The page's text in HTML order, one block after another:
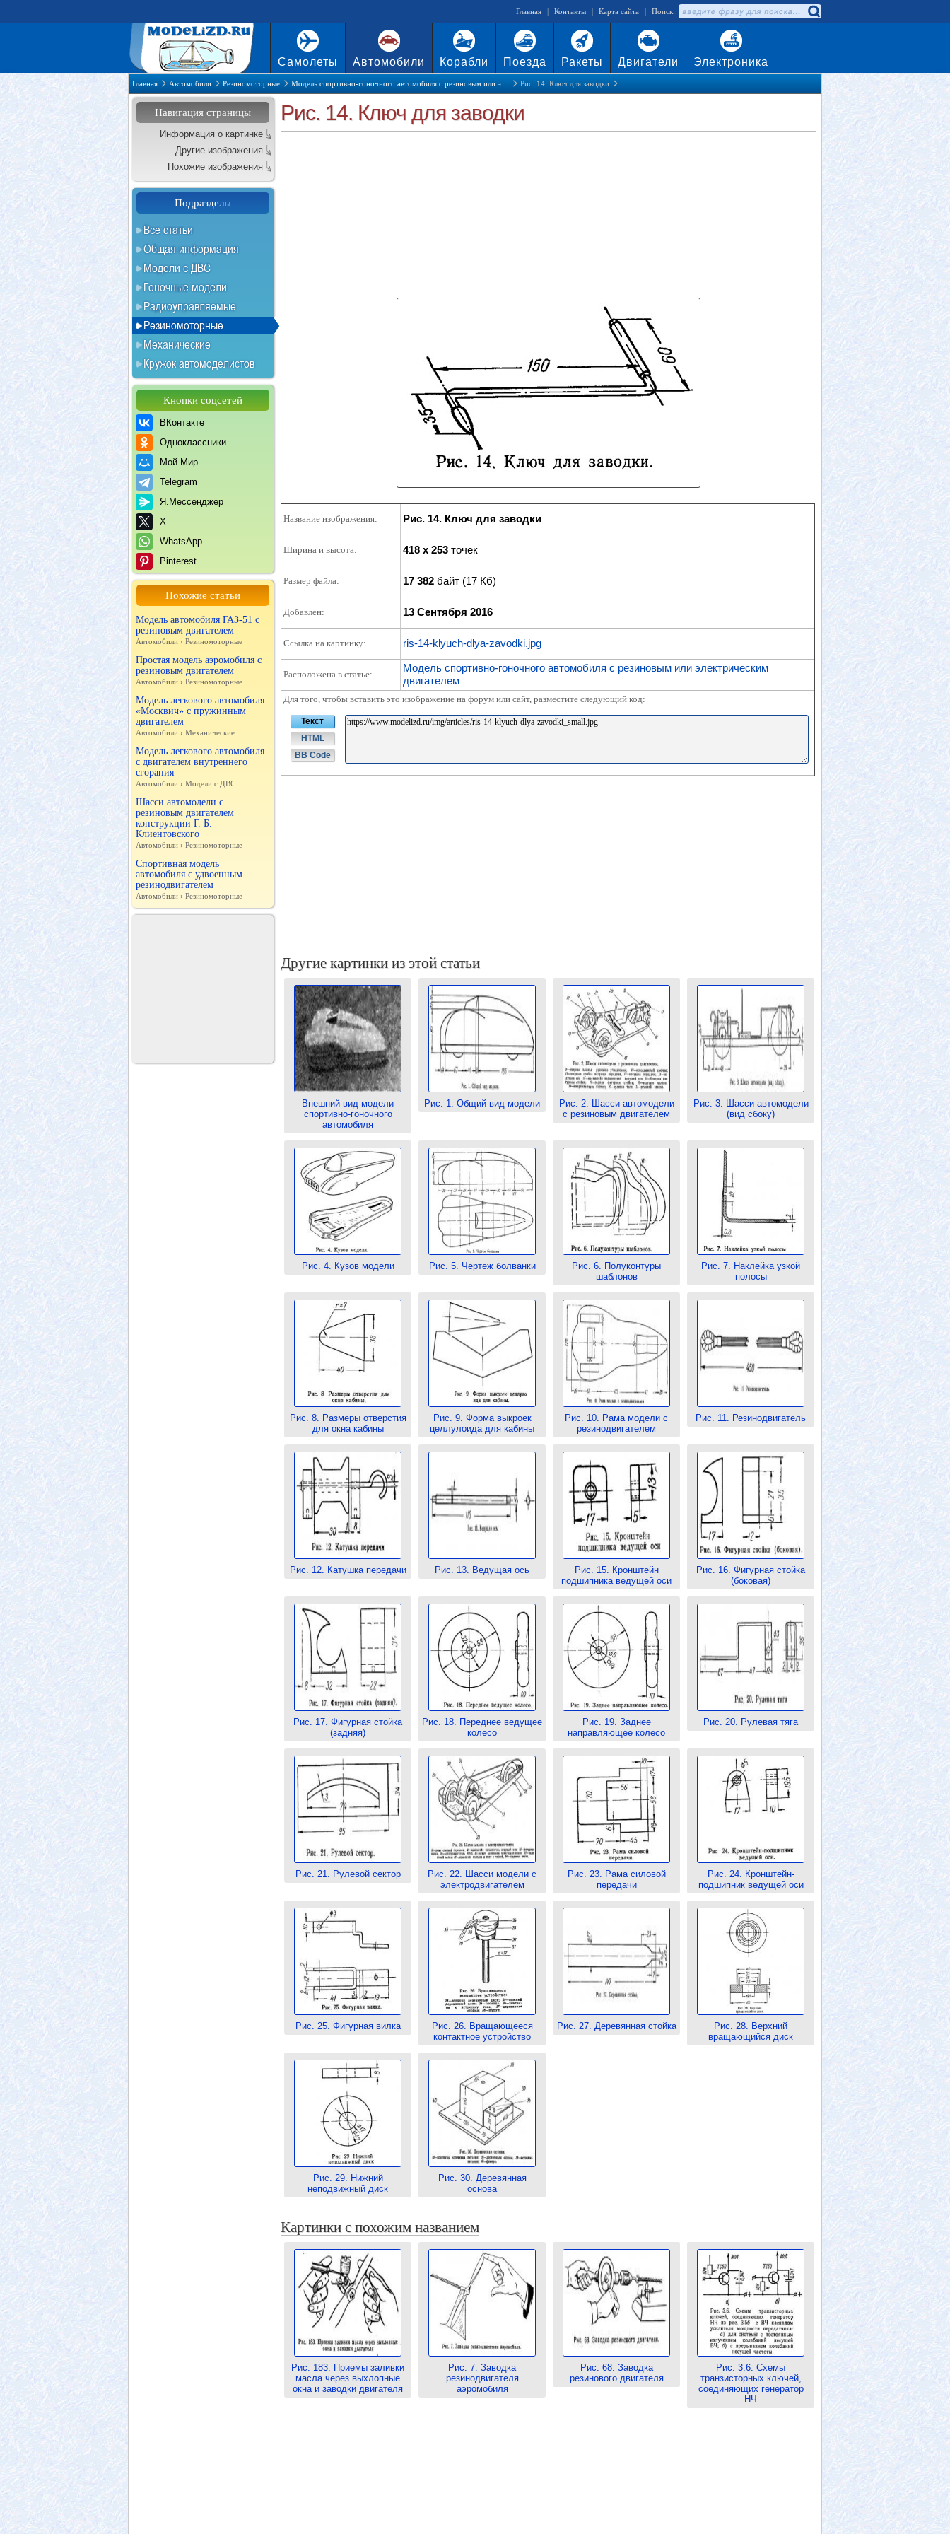
Главная | Контакты | Карта сайта | Поиск:
Самолеты Автомобили Корабли Поезда Ракеты Двигатели Электроника
Главная Автомобили Резиномоторные Модель спортивно-гоночного автомобиля с резиновым или э… Рис. 14. Ключ для заводки
Навигация страницы
Информация о картинке
Другие изображения
Похожие изображения
Подразделы
Все статьи
Общая информация
Модели с ДВС
Гоночные модели
Радиоуправляемые
Резиномоторные
Механические
Кружок автомоделистов
Кнопки соцсетей
ВКонтакте
Одноклассники
Мой Мир
Telegram
Я.Мессенджер
X
WhatsApp
Pinterest
Похожие статьи
Модель автомобиля ГАЗ-51 с
резиновым двигателем
Автомобили › Резиномоторные
Простая модель аэромобиля с
резиновым двигателем
Автомобили › Резиномоторные
Модель легкового автомобиля
«Москвич» с пружинным
двигателем
Автомобили › Механические
Модель легкового автомобиля
с двигателем внутреннего
сгорания
Автомобили › Модели с ДВС
Шасси автомодели с
резиновым двигателем
конструкции Г. Б.
Клиентовского
Автомобили › Резиномоторные
Спортивная модель
автомобиля с удвоенным
резинодвигателем
Автомобили › Резиномоторные
Рис. 14. Ключ для заводки
Название изображения: Рис. 14. Ключ для заводки
Ширина и высота: 418 x 253 точек
Размер файла: 17 382 байт (17 Кб)
Добавлен: 13 Сентября 2016
Ссылка на картинку: ris-14-klyuch-dlya-zavodki.jpg
Расположена в статье:
Модель спортивно-гоночного автомобиля с резиновым или электрическим
двигателем
Для того, чтобы вставить это изображение на форум или сайт, разместите следующий код:
Текст
HTML
BB Code
Другие картинки из этой статьи
Внешний вид модели
спортивно-гоночного
автомобиля
Рис. 1. Общий вид модели
Рис. 2. Шасси автомодели
с резиновым двигателем
Рис. 3. Шасси автомодели
(вид сбоку)
Рис. 4. Кузов модели Рис. 5. Чертеж болванки
Рис. 6. Полуконтуры
шаблонов
Рис. 7. Наклейка узкой
полосы
Рис. 8. Размеры отверстия
для окна кабины
Рис. 9. Форма выкроек
целлулоида для кабины
Рис. 10. Рама модели с
резинодвигателем
Рис. 11. Резинодвигатель
Рис. 12. Катушка передачи Рис. 13. Ведущая ось
Рис. 15. Кронштейн
подшипника ведущей оси
Рис. 16. Фигурная стойка
(боковая)
Рис. 17. Фигурная стойка
(задняя)
Рис. 18. Переднее ведущее
колесо
Рис. 19. Заднее
направляющее колесо
Рис. 20. Рулевая тяга
Рис. 21. Рулевой сектор
Рис. 22. Шасси модели с
электродвигателем
Рис. 23. Рама силовой
передачи
Рис. 24. Кронштейн-
подшипник ведущей оси
Рис. 25. Фигурная вилка
Рис. 26. Вращающееся
контактное устройство
Рис. 27. Деревянная стойка
Рис. 28. Верхний
вращающийся диск
Рис. 29. Нижний
неподвижный диск
Рис. 30. Деревянная
основа
Картинки с похожим названием
Рис. 183. Приемы заливки
масла через выхлопные
окна и заводки двигателя
Рис. 7. Заводка
резинодвигателя
аэромобиля
Рис. 68. Заводка
резинового двигателя
Рис. 3.6. Схемы
транзисторных ключей,
соединяющих генератор
НЧ